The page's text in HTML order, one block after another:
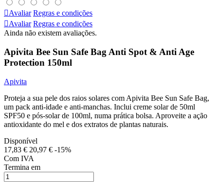
Avaliar Regras e condições
Avaliar Regras e condições
Ainda não existem avaliações.
Apivita Bee Sun Safe Bag Anti Spot & Anti Age
Protection 150ml
Apivita
Proteja a sua pele dos raios solares com Apivita Bee Sun Safe Bag,
um pack anti-idade e anti-manchas. Inclui creme solar de 50ml
SPF50 e pós-solar de 100ml, numa prática bolsa. Aproveite a ação
antioxidante do mel e dos extratos de plantas naturais.
Disponível
17,83 € 20,97 € -15%
Com IVA
Termina em